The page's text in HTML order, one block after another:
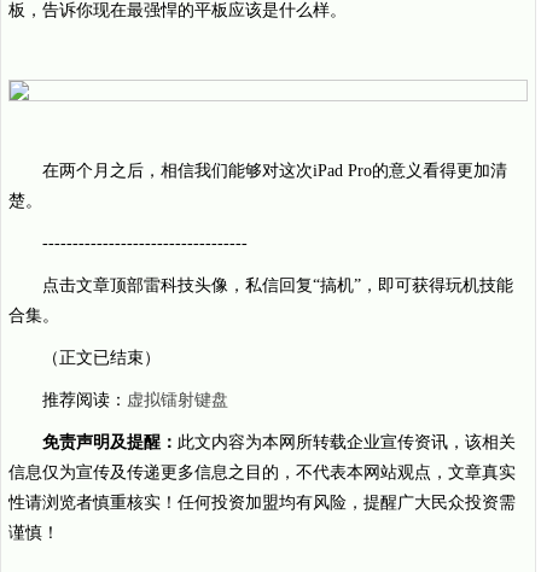
板，告诉你现在最强悍的平板应该是什么样。
在两个月之后，相信我们能够对这次iPad Pro的意义看得更加清
楚。
----------------------------------
点击文章顶部雷科技头像，私信回复“搞机”，即可获得玩机技能
合集。
（正文已结束）
推荐阅读： 虚拟镭射键盘
免责声明及提醒： 此文内容为本网所转载企业宣传资讯，该相关
信息仅为宣传及传递更多信息之目的，不代表本网站观点，文章真实
性请浏览者慎重核实！任何投资加盟均有风险，提醒广大民众投资需
谨慎！